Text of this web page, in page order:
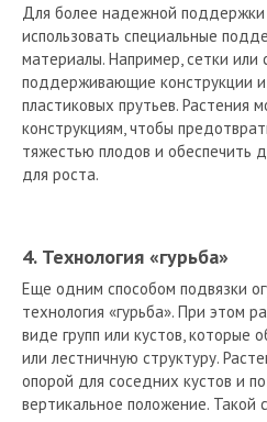
Для более надежной поддержки
использовать специальные
материалы. Например, сетки или
поддерживающие конструкции
пластиковых прутьев. Растения
конструкциям, чтобы
тяжестью плодов и обеспечить
для роста.
4. Технология «гурьба»
Еще одним способом подвязки
технология «гурьба». При этом
виде групп или кустов, которые
или лестничную структуру.
опорой для соседних кустов и
вертикальное положение. Такой